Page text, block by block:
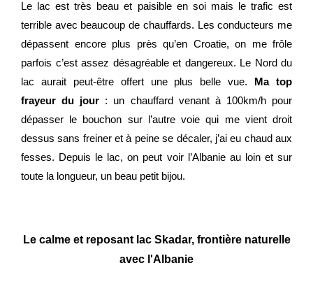
Le lac est très beau et paisible en soi mais le trafic est
terrible avec beaucoup de chauffards. Les conducteurs me
dépassent encore plus près qu’en Croatie, on me frôle
parfois c’est assez désagréable et dangereux. Le Nord du
lac aurait peut-être offert une plus belle vue. Ma top
frayeur du jour : un chauffard venant à 100km/h pour
dépasser le bouchon sur l’autre voie qui me vient droit
dessus sans freiner et à peine se décaler, j’ai eu chaud aux
fesses. Depuis le lac, on peut voir l’Albanie au loin et sur
toute la longueur, un beau petit bijou.
Le calme et reposant lac Skadar, frontière naturelle
avec l'Albanie